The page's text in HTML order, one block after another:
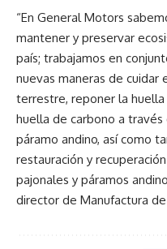
“En General Motors
mantener y preservar
país; trabajamos en
nuevas maneras de cuidar
terrestre, reponer la
huella de carbono a
páramo andino, así como
restauración y
pajonales y páramos
director de Manufactura